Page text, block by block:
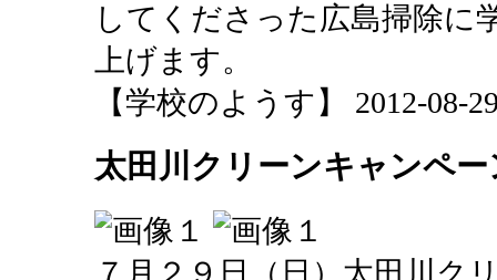
してくださった広島掃除に
上げます。
【学校のようす】 2012-08-
太田川クリーンキャンペー
７月２９日（日）太田川ク